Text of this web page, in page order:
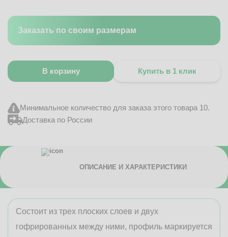
Заказать по своим размерам
В корзину Купить в 1 клик
Минимальное количество для заказа этого товара 10.
Доставка по России
ОПИСАНИЕ И ХАРАКТЕРИСТИКИ
Состоит из трех плоских слоев и двух
гофрированных между ними, профиль маркируется